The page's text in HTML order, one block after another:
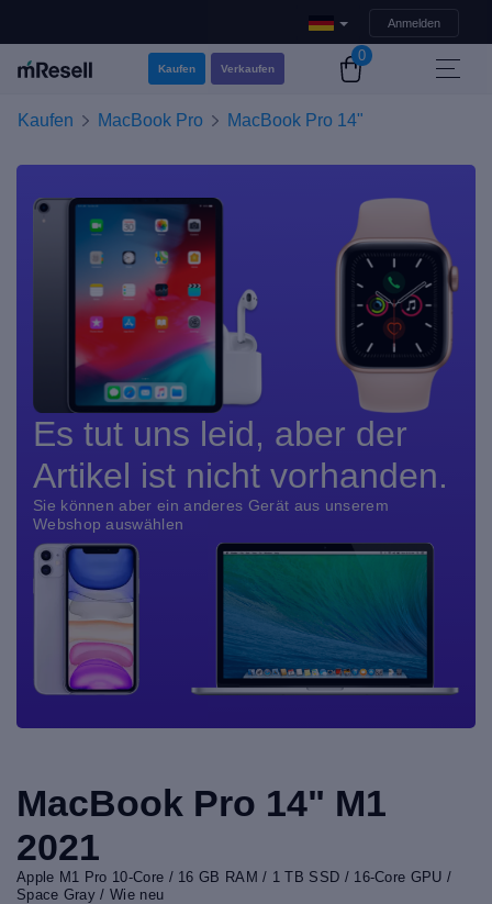
Anmelden
Kaufen Verkaufen
0
Kaufen MacBook Pro MacBook Pro 14"
Es tut uns leid, aber der
Artikel ist nicht vorhanden.
Sie können aber ein anderes Gerät aus unserem
Webshop auswählen
MacBook Pro 14" M1
2021
Apple M1 Pro 10-Core / 16 GB RAM / 1 TB SSD / 16-Core GPU /
Space Gray / Wie neu